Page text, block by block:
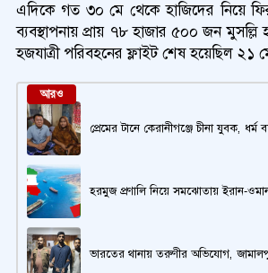
এদিকে গত ৩০ মে থেকে হাজিদের নিয়ে
ব্যবস্থাপনায় প্রায় ৭৮ হাজার ৫০০ জন
হজযাত্রী পরিবহনের ফ্লাইট শেষ হয়েছিল ২১
আরও
প্রেমের টানে কেরানীগঞ্জে চীনা যুবক,
হরমুজ প্রণালি নিয়ে সমঝোতায় ইরান-
ভারতের থানায় তরুণীর অভিযোগ,